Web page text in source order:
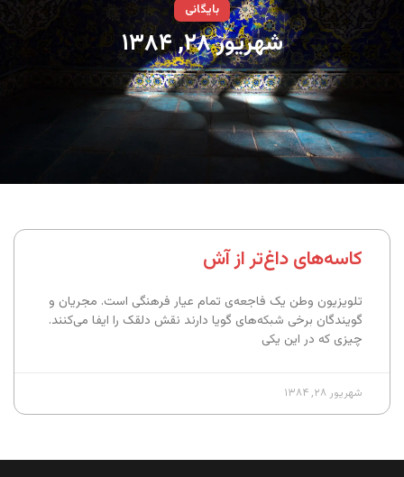
بایگانی
شهریور ۲۸, ۱۳۸۴
کاسه‌های داغ‌تر از آش
تلویزیون وطن یک فاجعه‌ی تمام عیار فرهنگی است. مجریان و
گویندگان برخی شبکه‌های گویا دارند نقش دلقک را ایفا می‌کنند.
چیزی که در این یکی
شهریور ۲۸, ۱۳۸۴